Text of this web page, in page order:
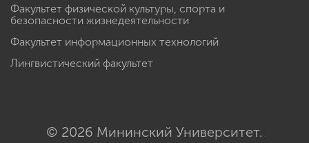
Факультет физической культуры, спорта и
безопасности жизнедеятельности
Факультет информационных технологий
Лингвистический факультет
© 2026 Мининский Университет.